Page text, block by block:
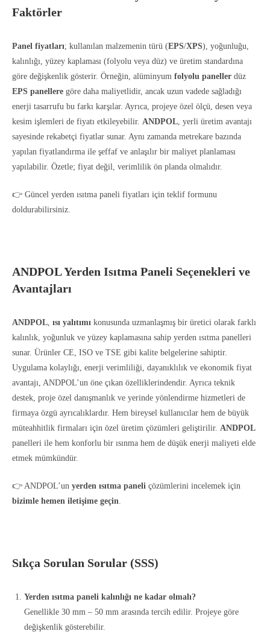
Faktörler
Panel fiyatları; kullanılan malzemenin türü (EPS/XPS), yoğunluğu,
kalınlığı, yüzey kaplaması (folyolu veya düz) ve üretim standardına
göre değişkenlik gösterir. Örneğin, alüminyum folyolu paneller düz
EPS panellere göre daha maliyetlidir, ancak uzun vadede sağladığı
enerji tasarrufu bu farkı karşılar. Ayrıca, projeye özel ölçü, desen veya
kesim işlemleri de fiyatı etkileyebilir. ANDPOL, yerli üretim avantajı
sayesinde rekabetçi fiyatlar sunar. Aynı zamanda metrekare bazında
yapılan fiyatlandırma ile şeffaf ve anlaşılır bir maliyet planlaması
yapılabilir. Özetle; fiyat değil, verimlilik ön planda olmalıdır.
👉 Güncel yerden ısıtma paneli fiyatları için teklif formunu
doldurabilirsiniz.
ANDPOL Yerden Isıtma Paneli Seçenekleri ve
Avantajları
ANDPOL, ısı yalıtımı konusunda uzmanlaşmış bir üretici olarak farklı
kalınlık, yoğunluk ve yüzey kaplamasına sahip yerden ısıtma panelleri
sunar. Ürünler CE, ISO ve TSE gibi kalite belgelerine sahiptir.
Uygulama kolaylığı, enerji verimliliği, dayanıklılık ve ekonomik fiyat
avantajı, ANDPOL’un öne çıkan özelliklerindendir. Ayrıca teknik
destek, proje özel danışmanlık ve yerinde yönlendirme hizmetleri de
firmaya özgü ayrıcalıklardır. Hem bireysel kullanıcılar hem de büyük
müteahhitlik firmaları için özel üretim çözümleri geliştirilir. ANDPOL
panelleri ile hem konforlu bir ısınma hem de düşük enerji maliyeti elde
etmek mümkündür.
👉 ANDPOL’un yerden ısıtma paneli çözümlerini incelemek için
bizimle hemen iletişime geçin.
Sıkça Sorulan Sorular (SSS)
Yerden ısıtma paneli kalınlığı ne kadar olmalı?
Genellikle 30 mm – 50 mm arasında tercih edilir. Projeye göre
değişkenlik gösterebilir.